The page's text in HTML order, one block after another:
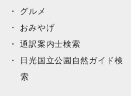
グルメ
おみやげ
通訳案内士検索
日光国立公園自然ガイド検
索